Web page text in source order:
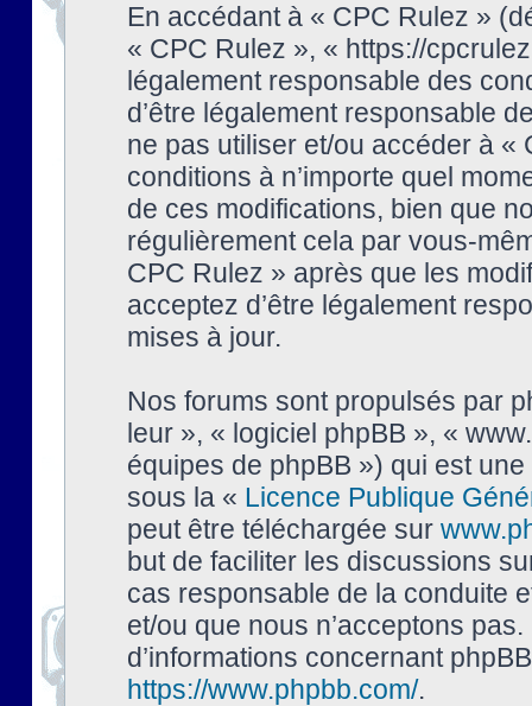
En accédant à « CPC Rulez »
« CPC Rulez », « https://
légalement responsable des
d’être légalement responsable
ne pas utiliser et/ou accéder à
conditions à n’importe quel
de ces modifications, bien que
régulièrement cela par vous-
CPC Rulez » après que les
acceptez d’être légalement
mises à jour.
Nos forums sont propulsés par
leur », « logiciel phpBB », «
équipes de phpBB ») qui est
sous la « Licence Publique
peut être téléchargée sur
but de faciliter les discussions
cas responsable de la conduite
et/ou que nous n’acceptons
d’informations concernant
https://www.phpbb.com/.